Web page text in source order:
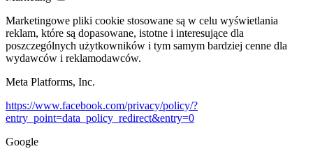
Marketingowe pliki cookie stosowane są w celu wyświetlania
reklam, które są dopasowane, istotne i interesujące dla
poszczególnych użytkowników i tym samym bardziej cenne dla
wydawców i reklamodawców.
Meta Platforms, Inc.
https://www.facebook.com/privacy/policy/?
entry_point=data_policy_redirect&entry=0
Google